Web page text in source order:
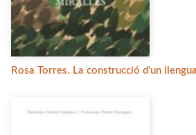
Rosa Torres. La construcció d'un